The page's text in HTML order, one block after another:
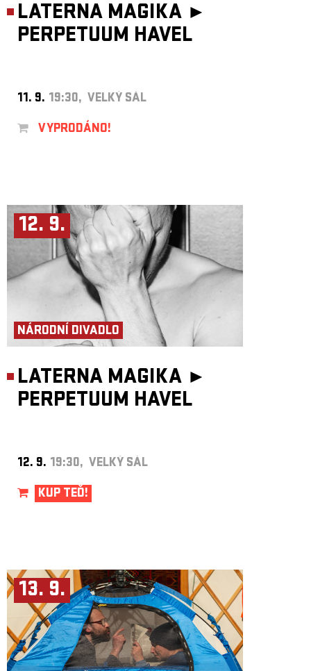
LATERNA MAGIKA ►
PERPETUUM HAVEL
11. 9. 19:30, VELKÝ SÁL
VYPRODÁNO!
12. 9.
NÁRODNÍ DIVADLO
LATERNA MAGIKA ►
PERPETUUM HAVEL
12. 9. 19:30, VELKÝ SÁL
KUP TEĎ!
13. 9.